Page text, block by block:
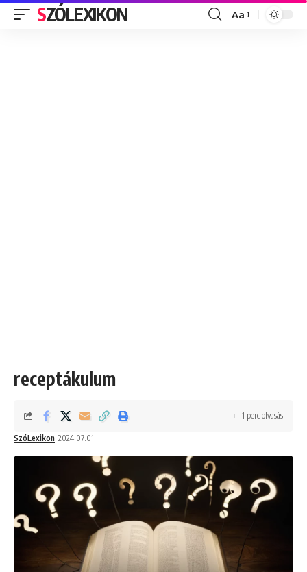
SZÓLEXIKON
Font
Aa
receptákulum
SzóLexikon 2024.07.01.
1 perc olvasás